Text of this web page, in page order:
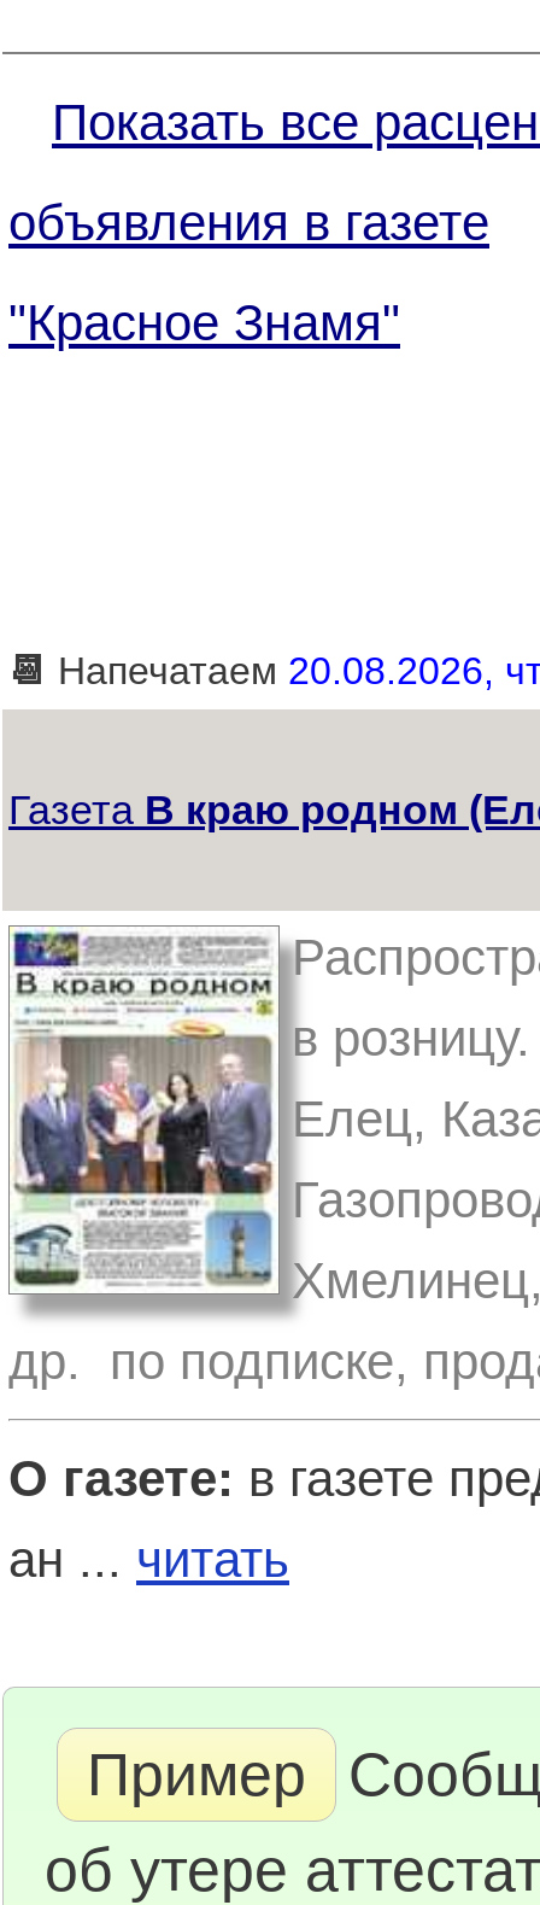
Показать все
объявления в газете
"Красное Знамя"
📆 Напечатаем 20.08.2026,
Газета В краю родном
в
Елец,
др. по подписке,
О газете: в газете
ан ... читать
Пример
об утере